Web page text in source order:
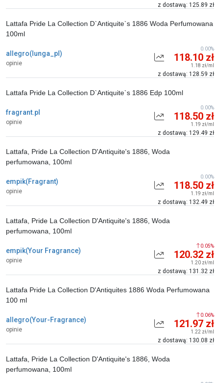
z dostawą: 125.89 zł
allegro(lunga_pl)
opinie
Lattafa Pride La Collection D`Antiquite`s 1886 Woda Perfumowana
100ml
118.10 zł
1.18 zł/ml
z dostawą: 128.59 zł
0.00%
fragrant.pl
opinie
Lattafa Pride La Collection D`Antiquite`s 1886 Edp 100ml
118.50 zł
1.19 zł/ml
z dostawą: 129.49 zł
0.00%
empik(Fragrant)
opinie
Lattafa, Pride La Collection D'Antiquite's 1886, Woda
perfumowana, 100ml
118.50 zł
1.19 zł/ml
z dostawą: 132.49 zł
0.00%
empik(Your Fragrance)
opinie
Lattafa, Pride La Collection D'Antiquite's 1886, Woda
perfumowana, 100ml
120.32 zł
1.20 zł/ml
z dostawą: 131.32 zł
0.05%
allegro(Your-Fragrance)
opinie
Lattafa Pride La Collection D'Antiquites 1886 Woda Perfumowana
100 ml
121.97 zł
1.22 zł/ml
z dostawą: 130.08 zł
0.06%
Lattafa, Pride La Collection D'Antiquite's 1886, Woda
perfumowana, 100ml